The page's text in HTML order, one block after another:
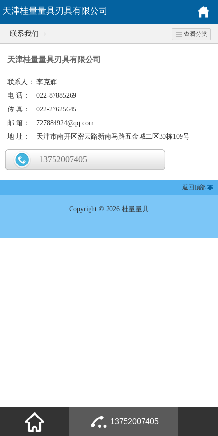
天津桂量量具刃具有限公司
联系我们 查看分类
天津桂量量具刃具有限公司
联系人：
李克辉
电 话：
022-87885269
传 真：
022-27625645
邮 箱：
727884924@qq.com
地 址：
天津市南开区密云路新南马路五金城二区30栋109号
13752007405
返回顶部
Copyright © 2026 桂量量具
13752007405